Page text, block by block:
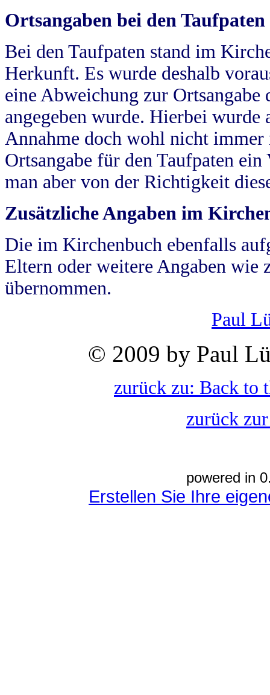
Ortsangaben bei den Taufpaten
Bei den Taufpaten stand im
Herkunft. Es wurde deshalb
eine Abweichung zur
angegeben wurde. Hierbei wurde
Annahme doch wohl nicht
Ortsangabe für den Taufpaten
man aber von der Richtigkeit
Zusätzliche Angaben im
Die im Kirchenbuch ebenfalls
Eltern oder weitere Angaben wie
übernommen.
Paul
© 2009 by Paul
zurück zu: Back to
zurück
powered in
Erstellen Sie Ihre